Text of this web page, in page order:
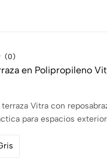
(0)
en Polipropileno
terraza Vitra con
para espacios